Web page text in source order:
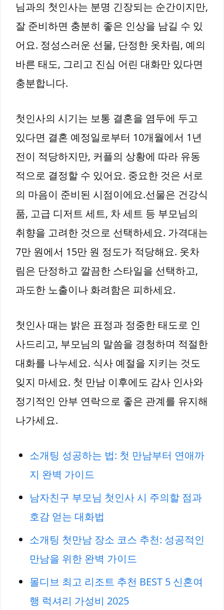
님과의 첫인사는 분명 긴장되는 순간이지만,
잘 준비하면 충분히 좋은 인상을 남길 수 있
어요. 정성스러운 선물, 단정한 옷차림, 예의
바른 태도, 그리고 진심 어린 대화만 있다면
충분합니다.
첫인사의 시기는 보통 결혼을 염두에 두고
있다면 결혼 예정일로부터 10개월에서 1년
전이 적당하지만, 커플의 상황에 따라 유동
적으로 결정할 수 있어요. 중요한 것은 서로
의 마음이 준비된 시점이에요.선물은 건강식
품, 고급 디저트 세트, 차 세트 등 부모님의
취향을 고려한 것으로 선택하세요. 가격대는
7만 원에서 15만 원 정도가 적당해요. 옷차
림은 단정하고 깔끔한 스타일을 선택하고,
과도한 노출이나 화려함은 피하세요.
첫인사 때는 밝은 표정과 정중한 태도로 인
사드리고, 부모님의 말씀을 경청하며 적절한
대화를 나누세요. 식사 예절을 지키는 것도
잊지 마세요. 첫 만남 이후에도 감사 인사와
정기적인 안부 연락으로 좋은 관계를 유지해
나가세요.
소개팅 성공하는 법: 첫 만남부터 연애까
지 완벽 가이드
남자친구 부모님 첫인사 시 주의할 점과
호감 얻는 대화법
소개팅 첫만남 장소 코스 추천: 성공적인
만남을 위한 완벽 가이드
몰디브 최고 리조트 추천 BEST 5 신혼여
행 럭셔리 가성비 2025